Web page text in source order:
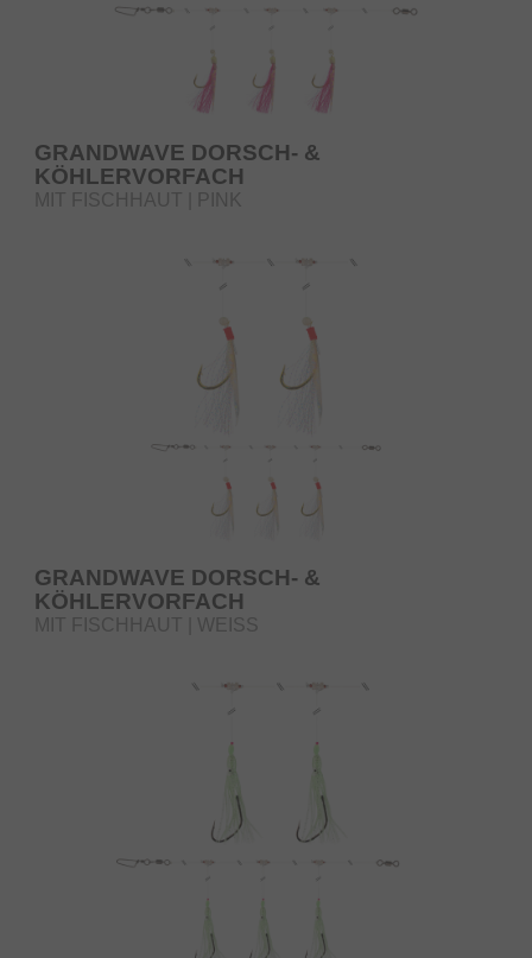
GRANDWAVE DORSCH- &
KÖHLERVORFACH
MIT FISCHHAUT | PINK
GRANDWAVE DORSCH- &
KÖHLERVORFACH
MIT FISCHHAUT | WEISS